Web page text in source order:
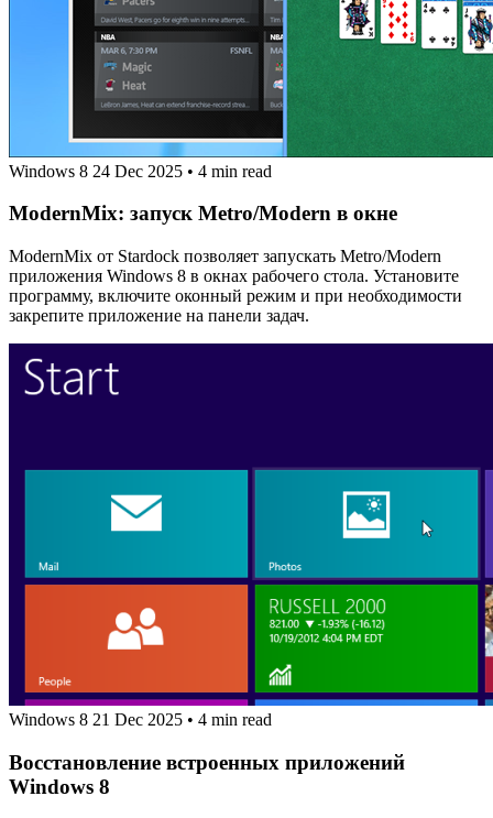
Windows 8 24 Dec 2025 • 4 min read
ModernMix: запуск Metro/Modern в окне
ModernMix от Stardock позволяет запускать Metro/Modern
приложения Windows 8 в окнах рабочего стола. Установите
программу, включите оконный режим и при необходимости
закрепите приложение на панели задач.
Windows 8 21 Dec 2025 • 4 min read
Восстановление встроенных приложений
Windows 8